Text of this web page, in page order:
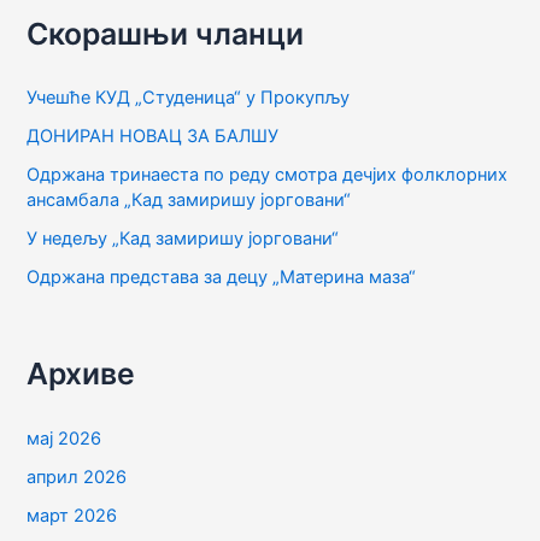
р
г
а
з
а
:
Скорашњи чланци
Учешће КУД „Студеница“ у Прокупљу
ДОНИРАН НОВАЦ ЗА БАЛШУ
Одржана тринаеста по реду смотра дечјих фолклорних
ансамбала „Кад замиришу јорговани“
У недељу „Кад замиришу јорговани“
Одржана представа за децу „Материна маза“
Архиве
мај 2026
април 2026
март 2026